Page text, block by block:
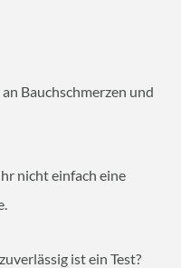
Bauchschmerzen und
nicht einfach eine
ist ein Test?